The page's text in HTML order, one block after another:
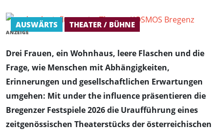
AUSWÄRTS THEATER / BÜHNE
ANZEIGE
Drei Frauen, ein Wohnhaus, leere Flaschen und die
Frage, wie Menschen mit Abhängigkeiten,
Erinnerungen und gesellschaftlichen Erwartungen
umgehen: Mit under the influence präsentieren die
Bregenzer Festspiele 2026 die Uraufführung eines
zeitgenössischen Theaterstücks der österreichischen